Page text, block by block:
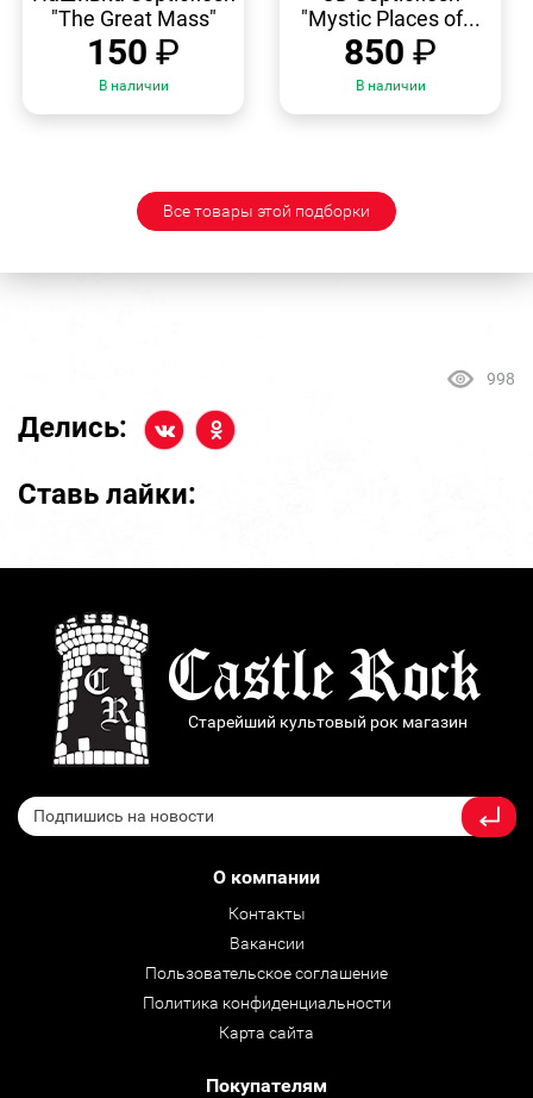
"The Great Mass"
150 ₽
В наличии
"Mystic Places of...
850 ₽
В наличии
Все товары этой подборки
998
Делись:
Ставь лайки:
Старейший культовый рок магазин
О компании
Контакты
Вакансии
Пользовательское соглашение
Политика конфиденциальности
Карта сайта
Покупателям